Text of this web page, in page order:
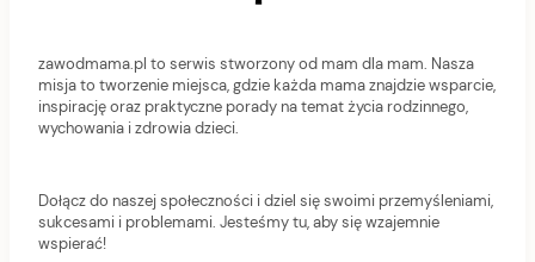
zawodmama.pl to serwis stworzony od mam dla mam. Nasza
misja to tworzenie miejsca, gdzie każda mama znajdzie wsparcie,
inspirację oraz praktyczne porady na temat życia rodzinnego,
wychowania i zdrowia dzieci.
Dołącz do naszej społeczności i dziel się swoimi przemyśleniami,
sukcesami i problemami. Jesteśmy tu, aby się wzajemnie
wspierać!